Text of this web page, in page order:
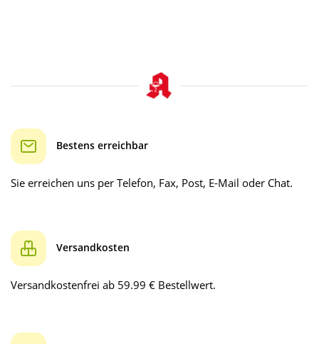
Bestens erreichbar
Sie erreichen uns per Telefon, Fax, Post, E-Mail oder Chat.
Versandkosten
Versandkostenfrei ab 59.99 € Bestellwert.